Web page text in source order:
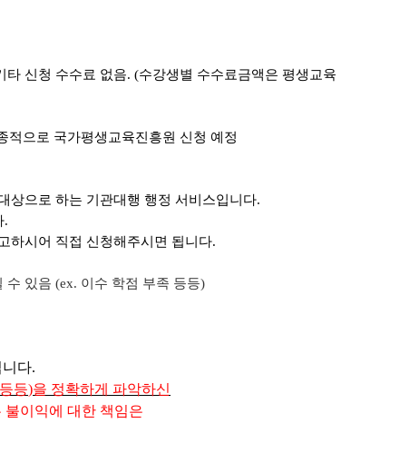
타 신청 수수료 없음. (수강생별 수수료금액은 평생교육
적으로 국가평생교육진흥원 신청 예정
상으로 하는 기관대행 행정 서비스입니다.
.
하시어 직접 신청해주시면 됩니다.
있음 (ex. 이수 학점 부족 등등)
니다.
등)을 정확하게 파악하신
불이익에 대한 책임은